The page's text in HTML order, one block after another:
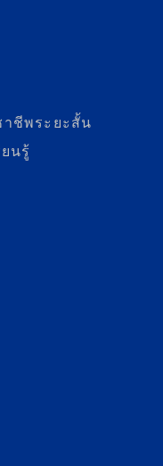
าชีพระยะสั้น
นรู้